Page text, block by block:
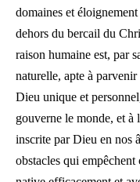
domaines et
dehors du bercail du
raison humaine est, par
naturelle, apte à
Dieu unique et
gouverne le monde, et
inscrite par Dieu en nos
obstacles qui empêchent